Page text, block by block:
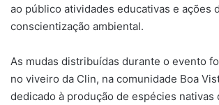
ao público atividades educativas e ações
conscientização ambiental.
As mudas distribuídas durante o evento
no viveiro da Clin, na comunidade Boa
dedicado à produção de espécies nativas